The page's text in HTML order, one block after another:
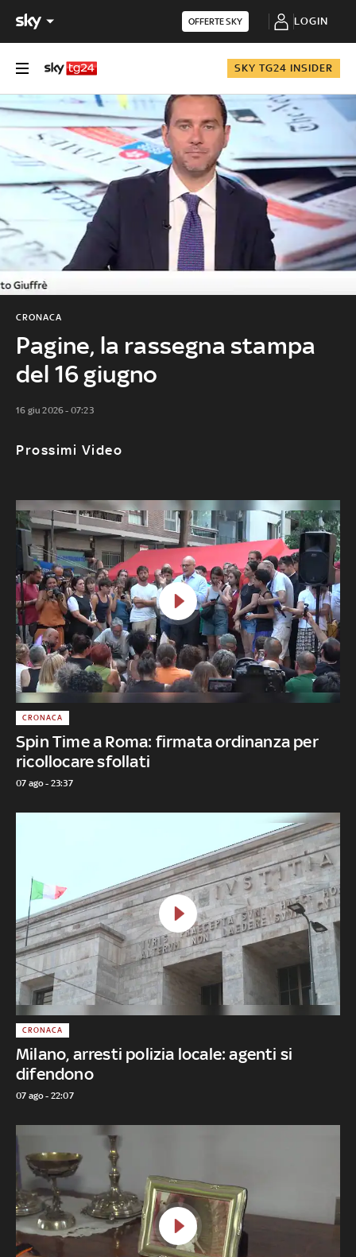
OFFERTE SKY LOGIN
SKY TG24 INSIDER
Pagine, la rassegna stampa
del 16 giugno
CRONACA
16 giu 2026 - 07:23
Prossimi Video
Spin Time a Roma: firmata ordinanza per
ricollocare sfollati
CRONACA
07 ago - 23:37
Milano, arresti polizia locale: agenti si
difendono
CRONACA
07 ago - 22:07